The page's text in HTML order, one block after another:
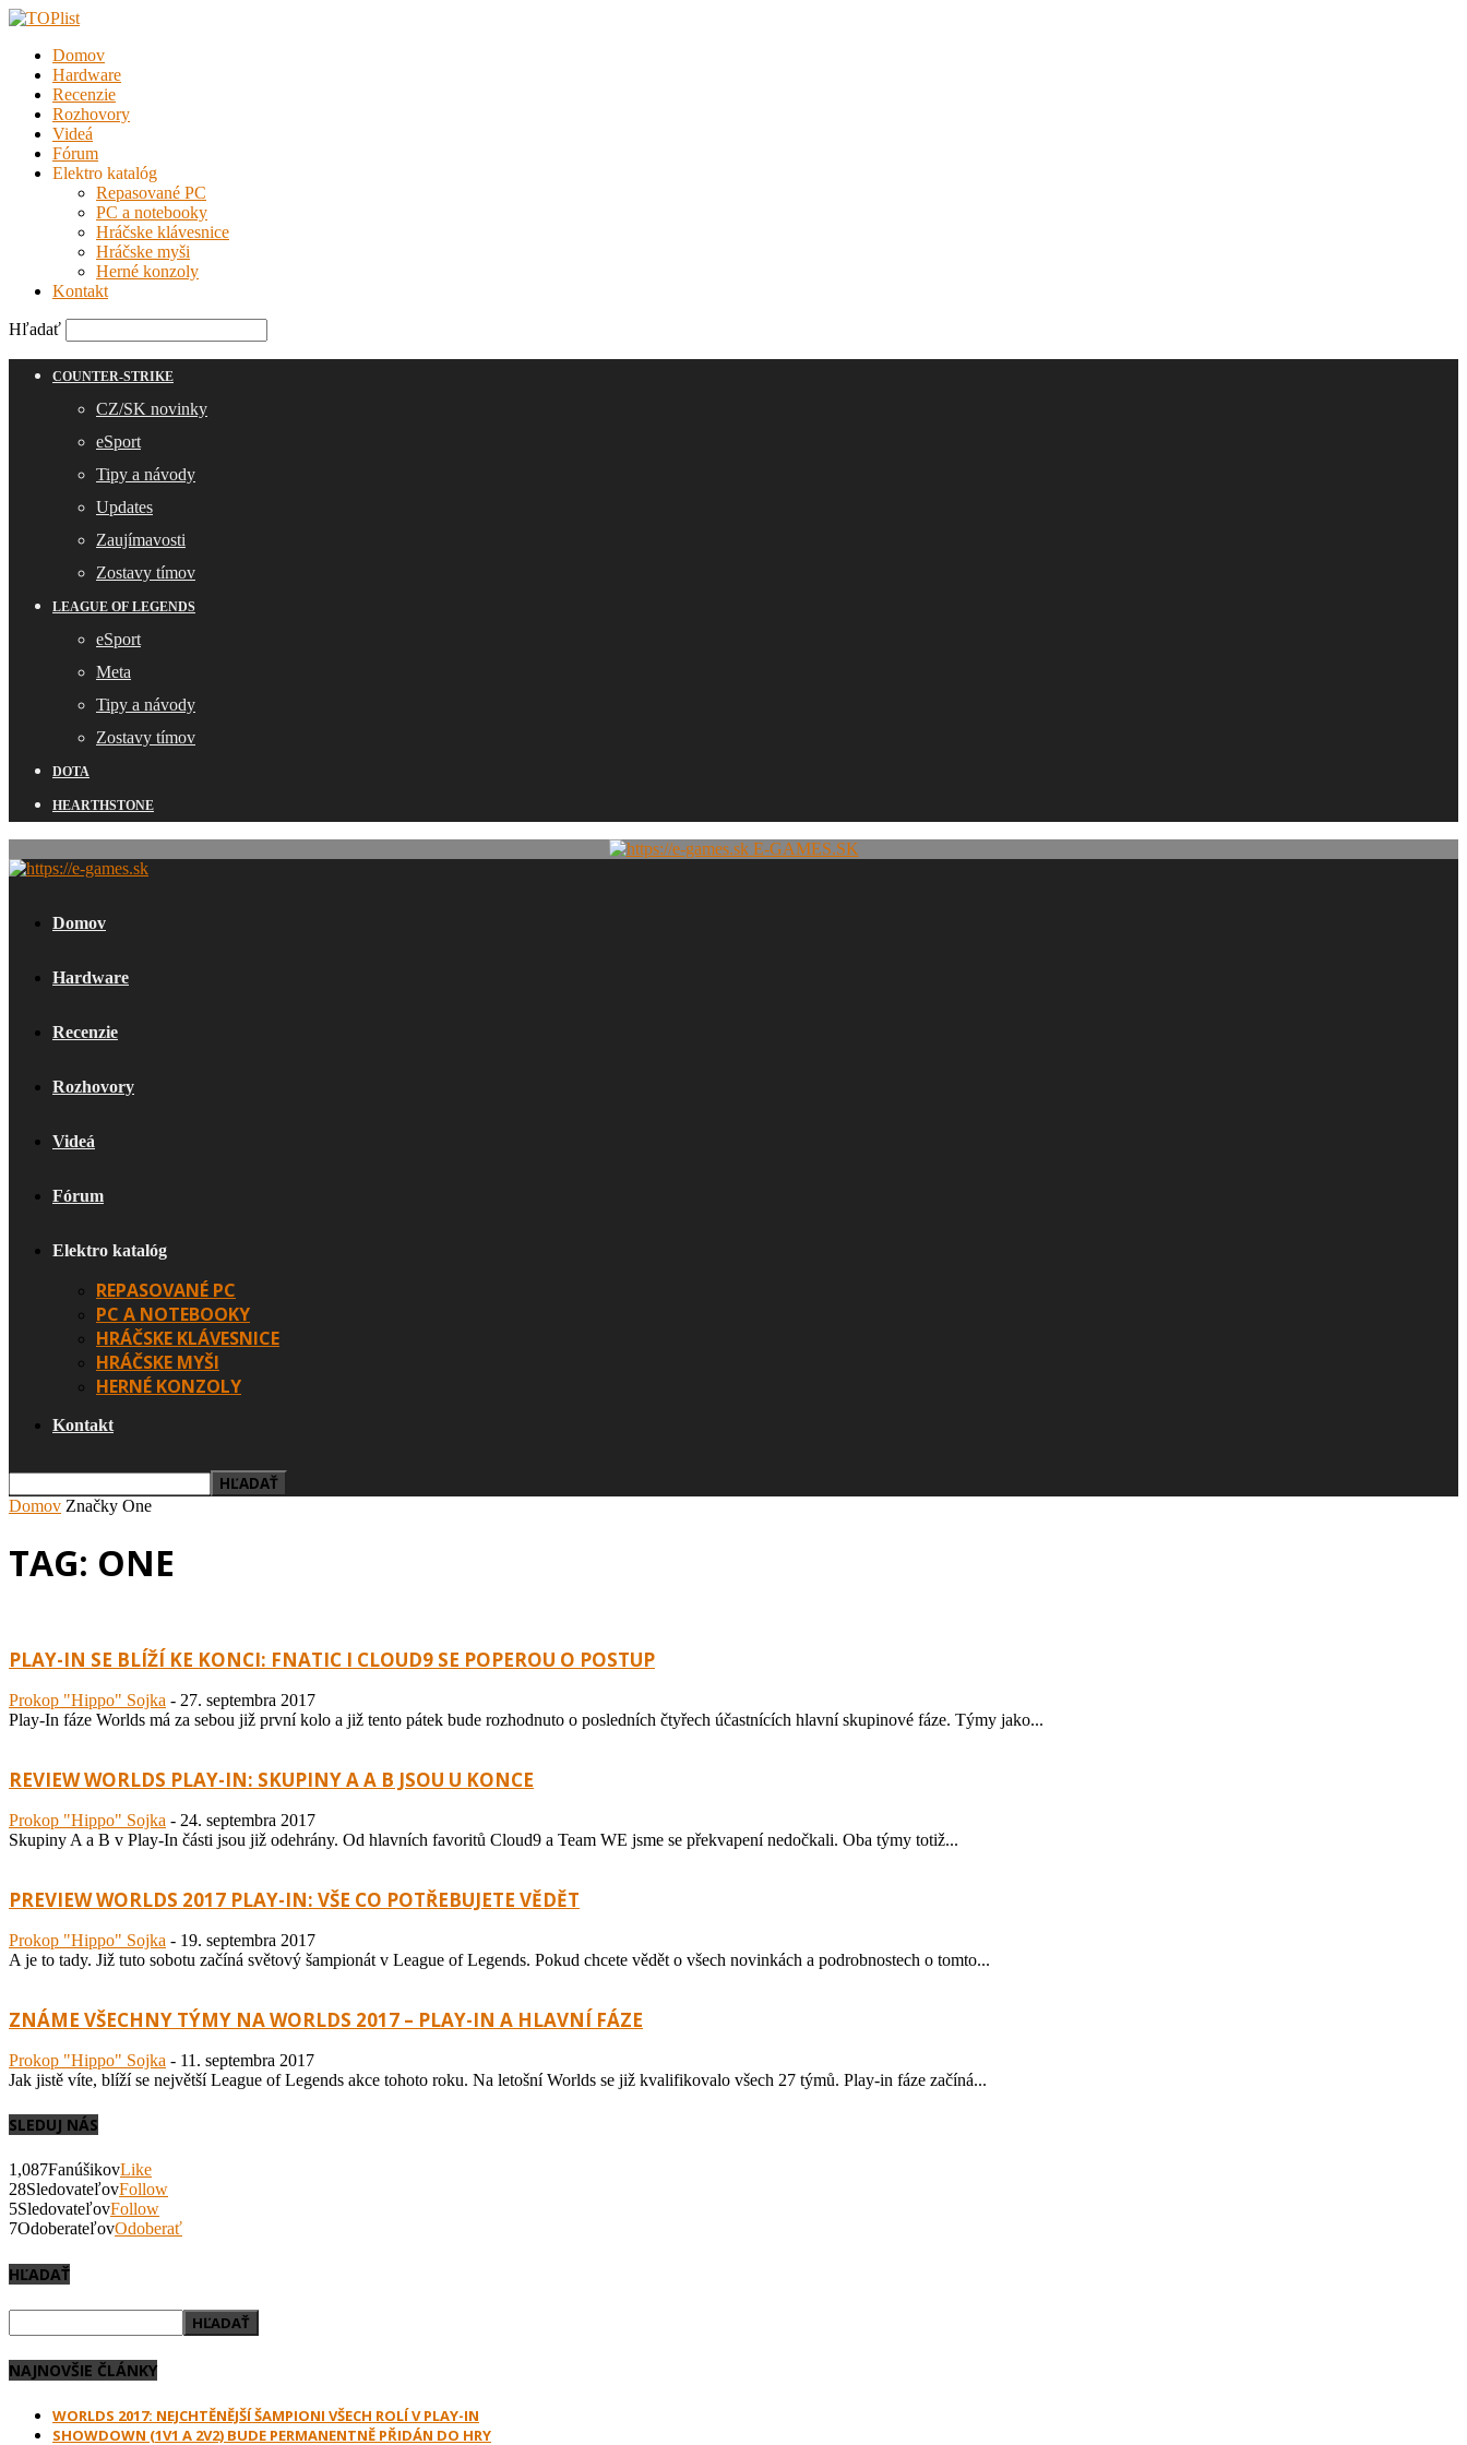
Domov
Hardware
Recenzie
Rozhovory
Videá
Fórum
Elektro katalóg
Repasované PC
PC a notebooky
Hráčske klávesnice
Hráčske myši
Herné konzoly
Kontakt
Hľadať
COUNTER-STRIKE
CZ/SK novinky
eSport
Tipy a návody
Updates
Zaujímavosti
Zostavy tímov
LEAGUE OF LEGENDS
eSport
Meta
Tipy a návody
Zostavy tímov
DOTA
HEARTHSTONE
E-GAMES.SK
Domov
Hardware
Recenzie
Rozhovory
Videá
Fórum
Elektro katalóg
REPASOVANÉ PC
PC A NOTEBOOKY
HRÁČSKE KLÁVESNICE
HRÁČSKE MYŠI
HERNÉ KONZOLY
Kontakt
Domov Značky One
TAG: ONE
PLAY-IN SE BLÍŽÍ KE KONCI: FNATIC I CLOUD9 SE POPEROU O POSTUP
Prokop "Hippo" Sojka - 27. septembra 2017
Play-In fáze Worlds má za sebou již první kolo a již tento pátek bude rozhodnuto o posledních čtyřech účastnících hlavní skupinové fáze. Týmy jako...
REVIEW WORLDS PLAY-IN: SKUPINY A A B JSOU U KONCE
Prokop "Hippo" Sojka - 24. septembra 2017
Skupiny A a B v Play-In části jsou již odehrány. Od hlavních favoritů Cloud9 a Team WE jsme se překvapení nedočkali. Oba týmy totiž...
PREVIEW WORLDS 2017 PLAY-IN: VŠE CO POTŘEBUJETE VĚDĚT
Prokop "Hippo" Sojka - 19. septembra 2017
A je to tady. Již tuto sobotu začíná světový šampionát v League of Legends. Pokud chcete vědět o všech novinkách a podrobnostech o tomto...
ZNÁME VŠECHNY TÝMY NA WORLDS 2017 – PLAY-IN A HLAVNÍ FÁZE
Prokop "Hippo" Sojka - 11. septembra 2017
Jak jistě víte, blíží se největší League of Legends akce tohoto roku. Na letošní Worlds se již kvalifikovalo všech 27 týmů. Play-in fáze začíná...
SLEDUJ NÁS
1,087FanúšikovLike
28SledovateľovFollow
5SledovateľovFollow
7OdoberateľovOdoberať
HĽADAŤ
NAJNOVŠIE ČLÁNKY
WORLDS 2017: NEJCHTĚNĚJŠÍ ŠAMPIONI VŠECH ROLÍ V PLAY-IN
SHOWDOWN (1V1 A 2V2) BUDE PERMANENTNĚ PŘIDÁN DO HRY